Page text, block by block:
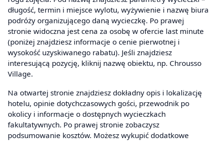
długość, termin i miejsce wylotu, wyżywienie i nazwę biura
podróży organizującego daną wycieczkę. Po prawej
stronie widoczna jest cena za osobę w ofercie last minute
(poniżej znajdziesz informacje o cenie pierwotnej i
wysokość uzyskiwanego rabatu). Jeśli znajdziesz
interesującą pozycję, kliknij nazwę obiektu, np. Chrousso
Village.
Na otwartej stronie znajdziesz dokładny opis i lokalizację
hotelu, opinie dotychczasowych gości, przewodnik po
okolicy i informacje o dostępnych wycieczkach
fakultatywnych. Po prawej stronie zobaczysz
podsumowanie kosztów. Możesz wykupić dodatkowe